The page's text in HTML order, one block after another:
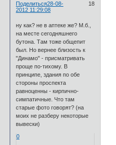
Поделиться 18
28-08-
2012 11:29:08
ну как? не в аптеке же? М.б.,
на месте сегодняшнего
бутона. Там тоже общепит
был. Но вернее близость к
"Динамо" - присматривать
проще по-тихому. В
принципе, здания по обе
стороны проспекта
равноценны - кирпично-
симпатичные. Что там
старые фото говорят? (на
моих не разберу некоторые
вывески)
0